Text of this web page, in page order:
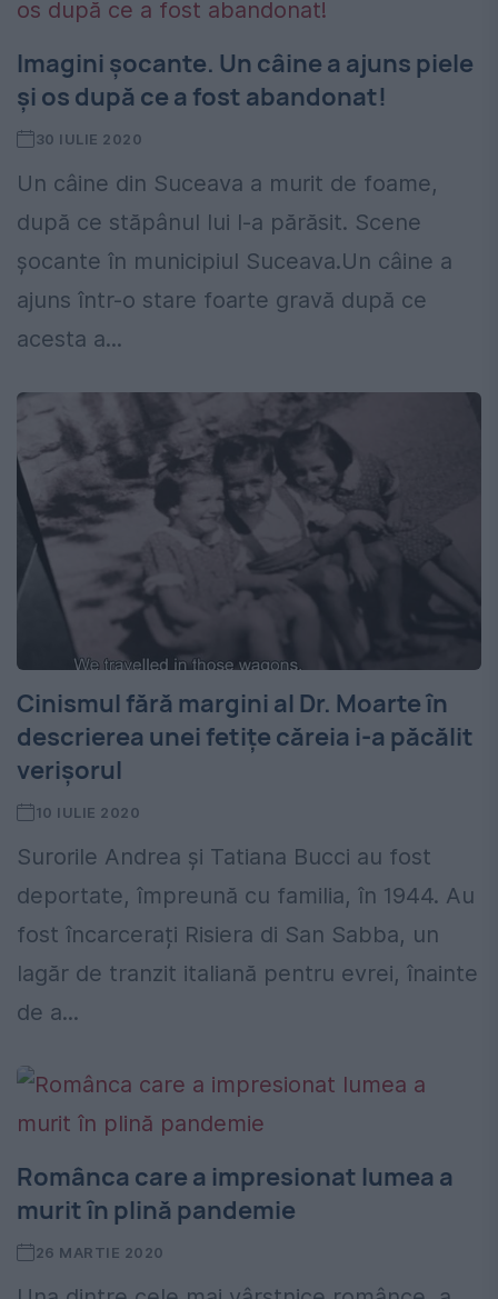
Imagini șocante. Un câine a ajuns piele
și os după ce a fost abandonat!
30 IULIE 2020
Un câine din Suceava a murit de foame,
după ce stăpânul lui l-a părăsit. Scene
șocante în municipiul Suceava.Un câine a
ajuns într-o stare foarte gravă după ce
acesta a...
Cinismul fără margini al Dr. Moarte în
descrierea unei fetițe căreia i-a păcălit
verișorul
10 IULIE 2020
Surorile Andrea și Tatiana Bucci au fost
deportate, împreună cu familia, în 1944. Au
fost încarcerați Risiera di San Sabba, un
lagăr de tranzit italiană pentru evrei, înainte
de a...
Românca care a impresionat lumea a
murit în plină pandemie
26 MARTIE 2020